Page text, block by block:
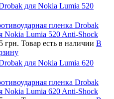
для Nokia Lumia 520
пленка Drobak
Nokia Lumia 520 Anti-Shock
грн. Товар есть в наличии В
для Nokia Lumia 620
пленка Drobak
Nokia Lumia 620 Anti-Shock